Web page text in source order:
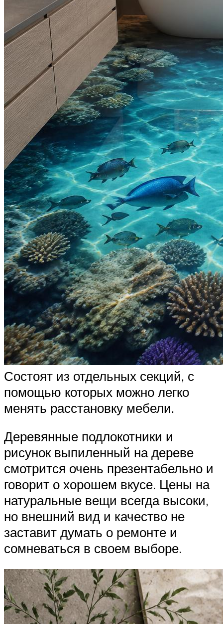
Состоят из отдельных секций, с
помощью которых можно легко
менять расстановку мебели.
Деревянные подлокотники и
рисунок выпиленный на дереве
смотрится очень презентабельно и
говорит о хорошем вкусе. Цены на
натуральные вещи всегда высоки,
но внешний вид и качество не
заставит думать о ремонте и
сомневаться в своем выборе.